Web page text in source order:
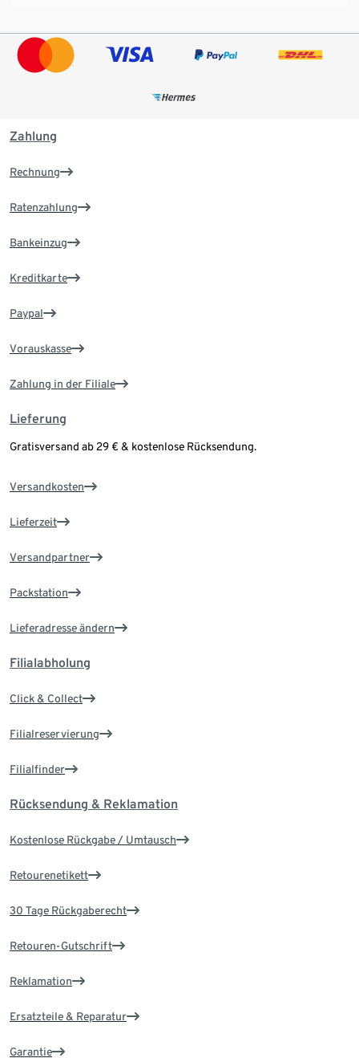
Zahlung
Rechnung
Ratenzahlung
Bankeinzug
Kreditkarte
Paypal
Vorauskasse
Zahlung in der Filiale
Lieferung
Gratisversand ab 29 € & kostenlose Rücksendung.
Versandkosten
Lieferzeit
Versandpartner
Packstation
Lieferadresse ändern
Filialabholung
Click & Collect
Filialreservierung
Filialfinder
Rücksendung & Reklamation
Kostenlose Rückgabe / Umtausch
Retourenetikett
30 Tage Rückgaberecht
Retouren-Gutschrift
Reklamation
Ersatzteile & Reparatur
Garantie